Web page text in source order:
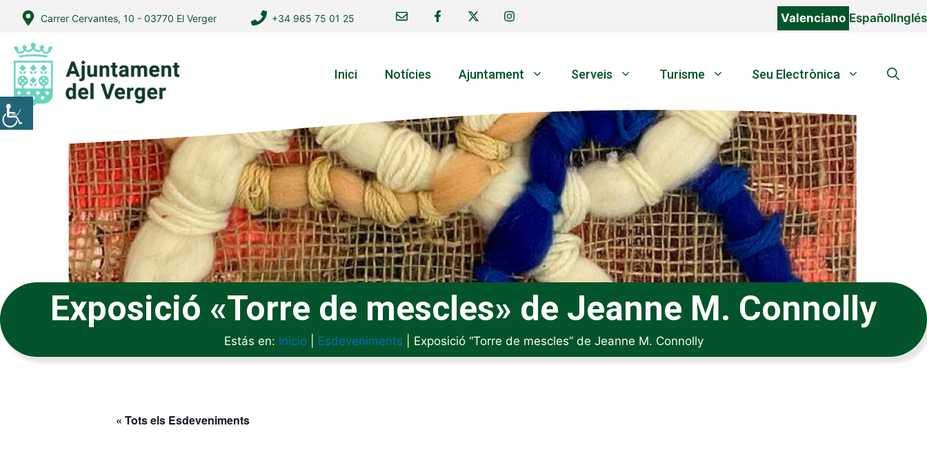
contingut
Carrer Cervantes, 10 - 03770 El Verger +34 965 75 01 25 Valenciano EspañolInglés
Inici Notícies Ajuntament Serveis Turisme Seu Electrònica
Exposició «Torre de mescles» de Jeanne M. Connolly
Estás en: Inicio| Esdeveniments Exposició “Torre de mescles” de Jeanne M. Connolly
« Tots els Esdeveniments